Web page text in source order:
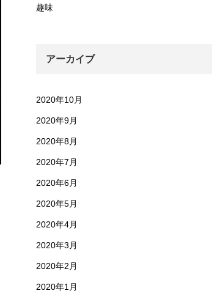
趣味
アーカイブ
2020年10月
2020年9月
2020年8月
2020年7月
2020年6月
2020年5月
2020年4月
2020年3月
2020年2月
2020年1月